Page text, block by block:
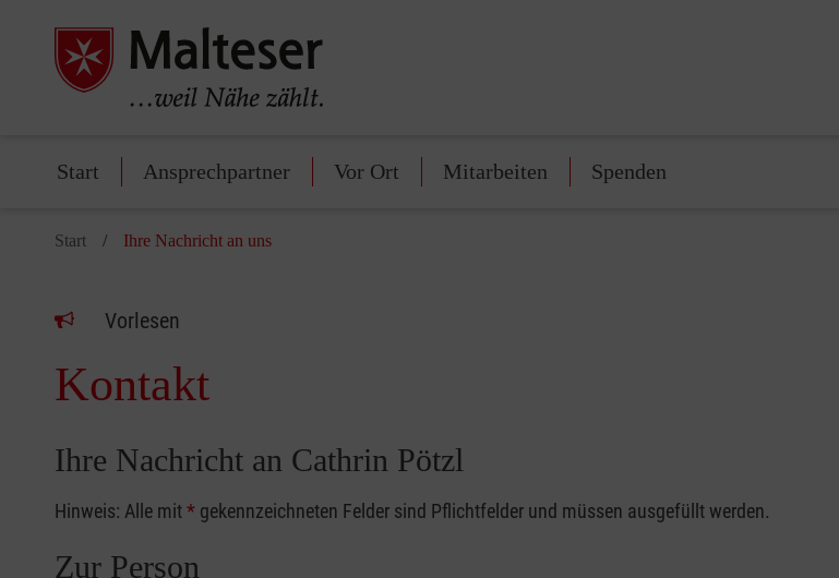
Start Ansprechpartner Vor Ort Mitarbeiten Spenden
Start Ihre Nachricht an uns
Vorlesen
Kontakt
Ihre Nachricht an Cathrin Pötzl
Hinweis: Alle mit* gekennzeichneten Felder sind Pflichtfelder und müssen ausgefüllt werden.
Zur Person